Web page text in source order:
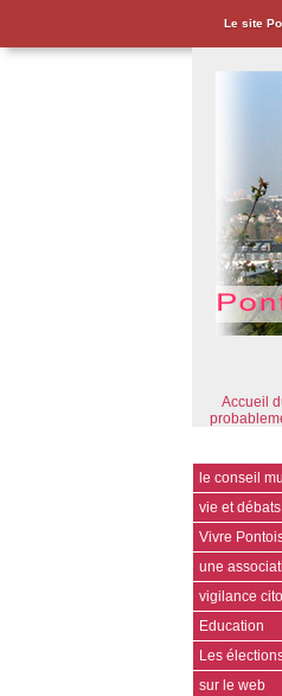
Le site
Accueil
le conseil
vie et
Vivre
une
vigilance
Education
Les
sur le web